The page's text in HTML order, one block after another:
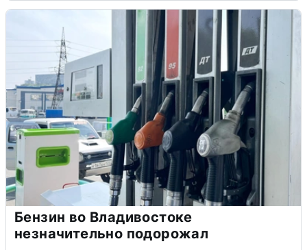
Бензин во Владивостоке
незначительно подорожал